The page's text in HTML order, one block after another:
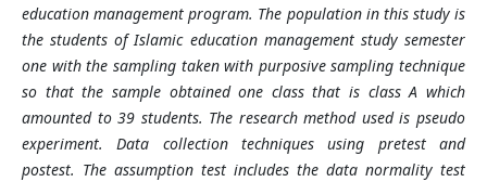
education management program. The population in this study is
the students of Islamic education management study semester
one with the sampling taken with purposive sampling technique
so that the sample obtained one class that is class A which
amounted to 39 students. The research method used is pseudo
experiment. Data collection techniques using pretest and
postest. The assumption test includes the data normality test